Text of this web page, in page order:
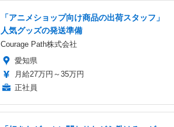
「アニメショップ向け商品の出荷スタッフ」
人気グッズの発送準備
Courage Path株式会社
愛知県
月給27万円～35万円
正社員